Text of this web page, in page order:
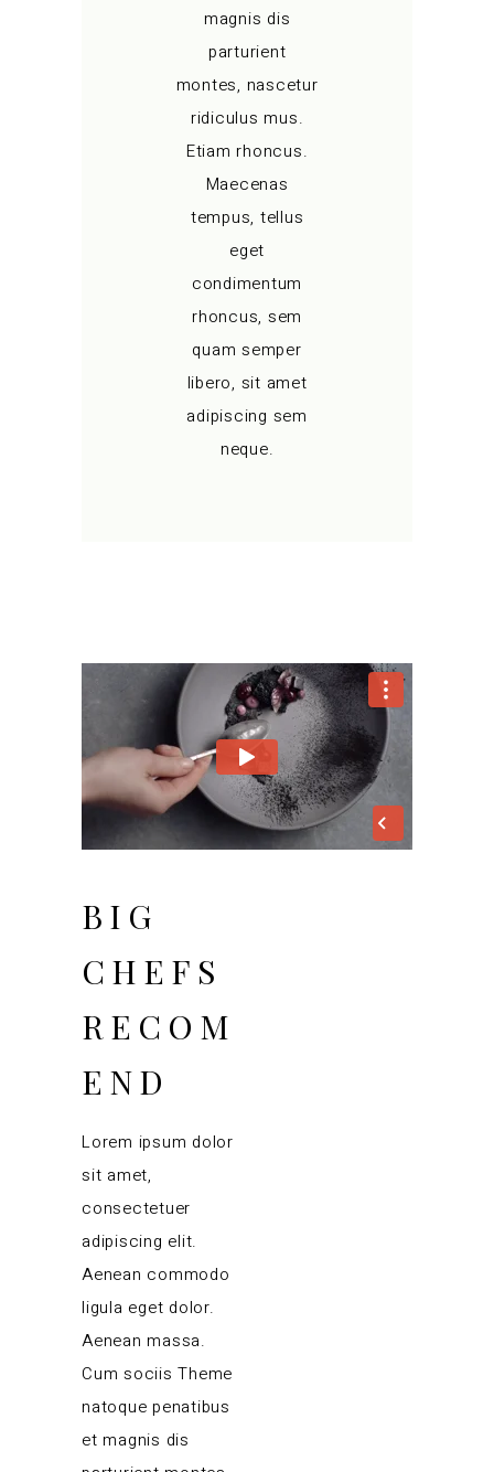
magnis dis
parturient
montes, nascetur
ridiculus mus.
Etiam rhoncus.
Maecenas
tempus, tellus
eget
condimentum
rhoncus, sem
quam semper
libero, sit amet
adipiscing sem
neque.
BIG
CHEFS
RECOM
END
Lorem ipsum dolor
sit amet,
consectetuer
adipiscing elit.
Aenean commodo
ligula eget dolor.
Aenean massa.
Cum sociis Theme
natoque penatibus
et magnis dis